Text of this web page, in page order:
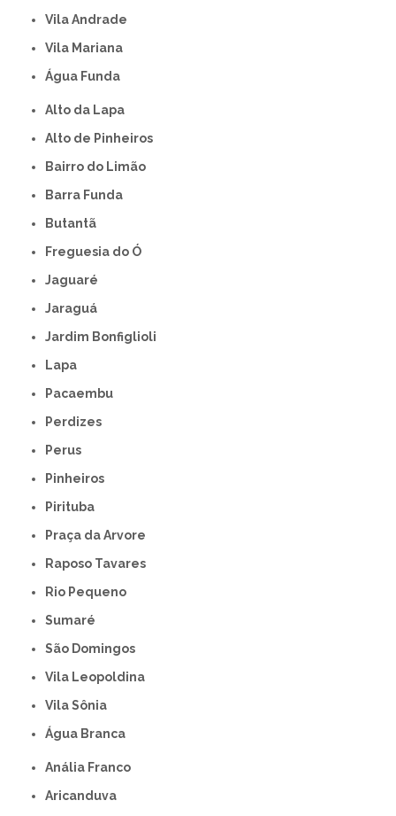
Vila Andrade
Vila Mariana
Água Funda
Alto da Lapa
Alto de Pinheiros
Bairro do Limão
Barra Funda
Butantã
Freguesia do Ó
Jaguaré
Jaraguá
Jardim Bonfiglioli
Lapa
Pacaembu
Perdizes
Perus
Pinheiros
Pirituba
Praça da Arvore
Raposo Tavares
Rio Pequeno
Sumaré
São Domingos
Vila Leopoldina
Vila Sônia
Água Branca
Anália Franco
Aricanduva